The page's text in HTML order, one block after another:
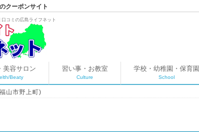
クーポンサイト
コミの広島ライフネット
美容サロン
Beaty
習い事・お教室
Culture
学校・幼稚園・保育園
School
山市野上町)